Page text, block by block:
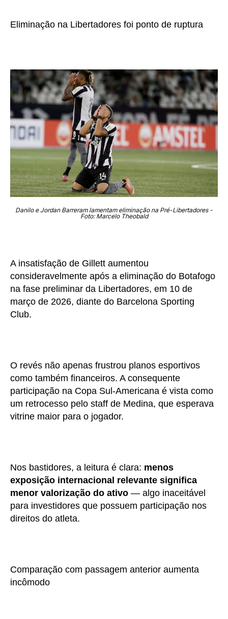
Eliminação na Libertadores foi ponto de ruptura
Danilo e Jordan Barreram lamentam eliminação na Pré-Libertadores -
Foto: Marcelo Theobald
A insatisfação de Gillett aumentou
consideravelmente após a eliminação do Botafogo
na fase preliminar da Libertadores, em 10 de
março de 2026, diante do Barcelona Sporting
Club.
O revés não apenas frustrou planos esportivos
como também financeiros. A consequente
participação na Copa Sul-Americana é vista como
um retrocesso pelo staff de Medina, que esperava
vitrine maior para o jogador.
Nos bastidores, a leitura é clara: menos
exposição internacional relevante significa
menor valorização do ativo — algo inaceitável
para investidores que possuem participação nos
direitos do atleta.
Comparação com passagem anterior aumenta
incômodo